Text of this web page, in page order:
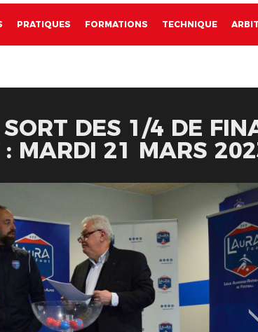
PRATIQUES FORMATIONS TECHNIQUE
DES 1/4 DE
: MARDI 21 MARS